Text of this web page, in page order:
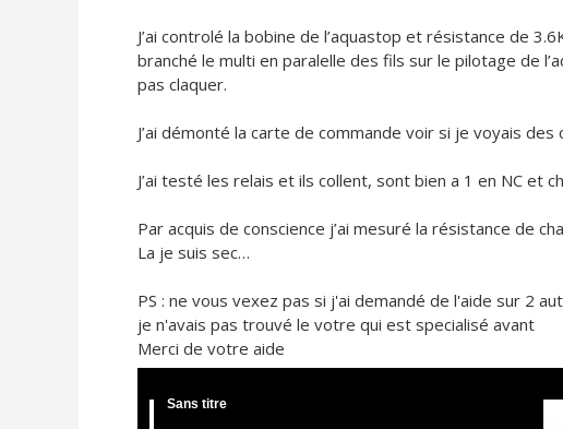
J’ai controlé la bobine de l’aquastop et résistance de
branché le multi en paralelle des fils sur le pilotage de
pas claquer.
J’ai démonté la carte de commande voir si je voyais
J’ai testé les relais et ils collent, sont bien a 1 en NC et
Par acquis de conscience j’ai mesuré la résistance de
La je suis sec…
PS : ne vous vexez pas si j'ai demandé de l'aide sur 2
je n'avais pas trouvé le votre qui est specialisé avant
Merci de votre aide
Sans titre